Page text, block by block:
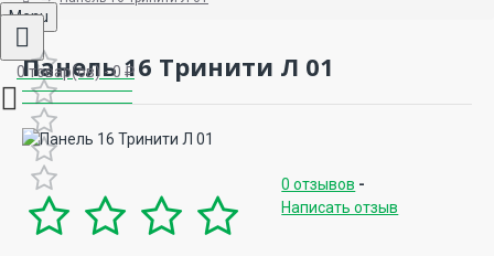
Menu
0 товар(ов) - 0 ₽
Панель 16 Тринити Л 01
0 отзывов -
Написать отзыв